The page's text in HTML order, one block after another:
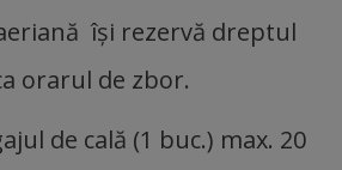
îşi rezervă dreptul
orarul de zbor.
de cală (1 buc.) max. 20